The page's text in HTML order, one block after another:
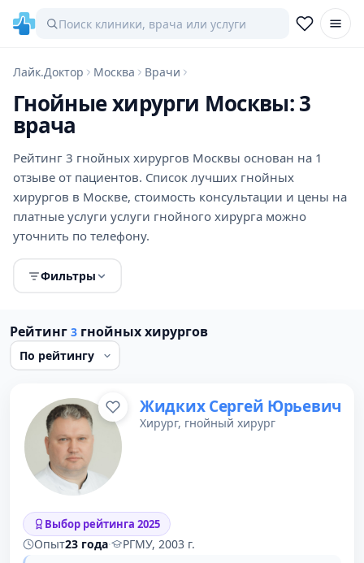
Лайк.Доктор Москва Врачи
Гнойные хирурги Москвы: 3
врача
Рейтинг 3 гнойных хирургов Москвы основан на 1
отзыве от пациентов. Список лучших гнойных
хирургов в Москве, стоимость консультации и цены на
платные услуги услуги гнойного хирурга можно
уточнить по телефону.
Фильтры
Рейтинг 3 гнойных хирургов
Жидких Сергей Юрьевич
Хирург, гнойный хирург
Выбор рейтинга 2025
Опыт23 года·
РГМУ, 2003 г.